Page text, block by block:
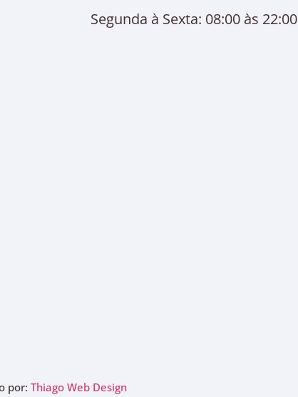
Segunda à Sexta: 08:00 às 22:00
por: Thiago Web Design